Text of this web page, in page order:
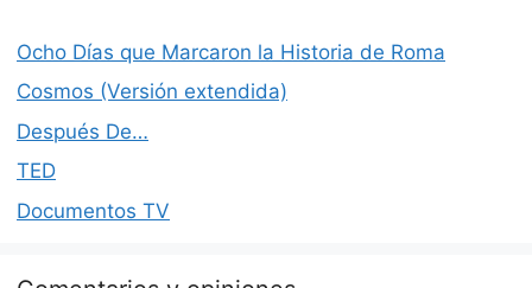
Ocho Días que Marcaron la Historia de Roma
Cosmos (Versión extendida)
Después De…
TED
Documentos TV